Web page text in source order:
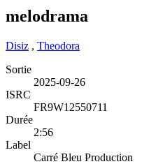
melodrama
Disiz , Theodora
Sortie
2025-09-26
ISRC
FR9W12550711
Durée
2:56
Label
Carré Bleu Production